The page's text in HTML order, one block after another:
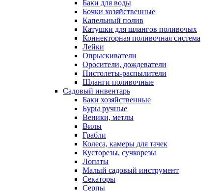
Баки для воды
Бочки хозяйственные
Капельный полив
Катушки для шлангов поливочых
Коннекторная поливочная система
Лейки
Опрыскиватели
Оросители, дождеватели
Пистолеты-распылители
Шланги поливочные
Садовый инвентарь
Баки хозяйственные
Буры ручные
Веники, метлы
Вилы
Грабли
Колеса, камеры для тачек
Кусторезы, сучкорезы
Лопаты
Малый садовый инструмент
Секаторы
Серпы